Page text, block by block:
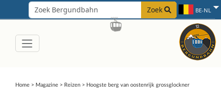
Zoek BE-NL
Home> Magazine> Reizen> Hoogste berg van oostenrijk grossglockner